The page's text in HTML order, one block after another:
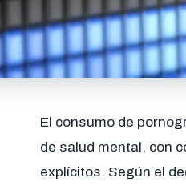
El consumo de
de salud mental, con
explícitos. Según el